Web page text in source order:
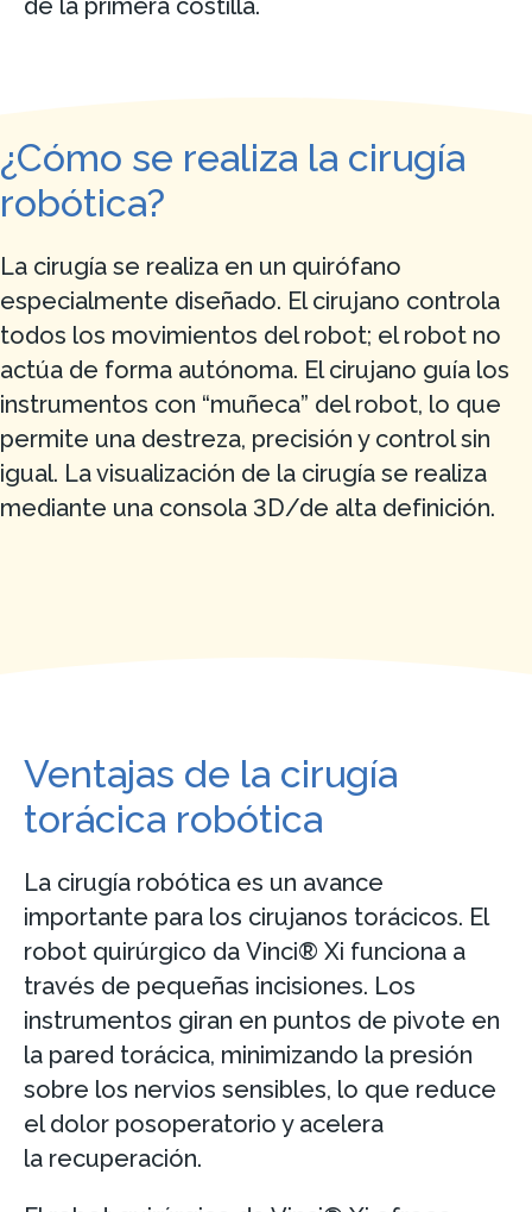
de la primera costilla.
¿Cómo se realiza la cirugía
robótica?
La cirugía se realiza en un quirófano
especialmente diseñado. El cirujano controla
todos los movimientos del robot; el robot no
actúa de forma autónoma. El cirujano guía los
instrumentos con “muñeca” del robot, lo que
permite una destreza, precisión y control sin
igual. La visualización de la cirugía se realiza
mediante una consola 3D/de alta definición.
Ventajas de la cirugía
torácica robótica
La cirugía robótica es un avance
importante para los cirujanos torácicos. El
robot quirúrgico da Vinci® Xi funciona a
través de pequeñas incisiones. Los
instrumentos giran en puntos de pivote en
la pared torácica, minimizando la presión
sobre los nervios sensibles, lo que reduce
el dolor posoperatorio y acelera
la recuperación.